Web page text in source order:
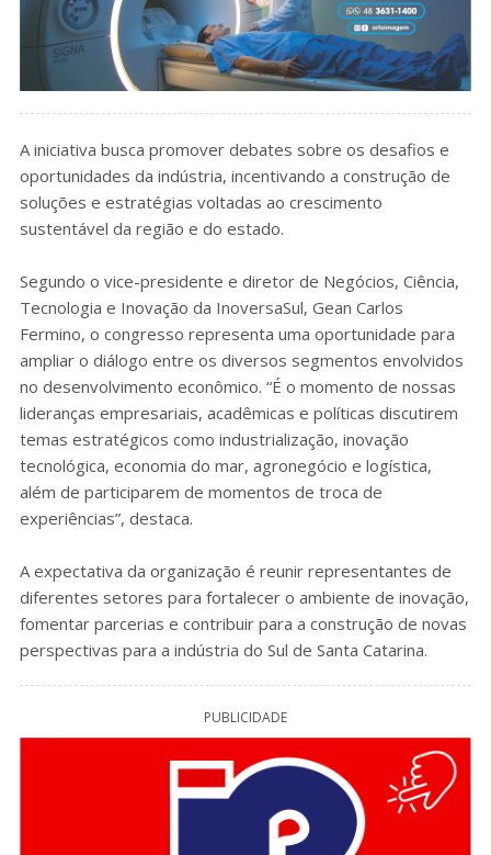
A iniciativa busca promover debates sobre os desafios e
oportunidades da indústria, incentivando a construção de
soluções e estratégias voltadas ao crescimento
sustentável da região e do estado.
Segundo o vice-presidente e diretor de Negócios, Ciência,
Tecnologia e Inovação da InoversaSul, Gean Carlos
Fermino, o congresso representa uma oportunidade para
ampliar o diálogo entre os diversos segmentos envolvidos
no desenvolvimento econômico. “É o momento de nossas
lideranças empresariais, acadêmicas e políticas discutirem
temas estratégicos como industrialização, inovação
tecnológica, economia do mar, agronegócio e logística,
além de participarem de momentos de troca de
experiências”, destaca.
A expectativa da organização é reunir representantes de
diferentes setores para fortalecer o ambiente de inovação,
fomentar parcerias e contribuir para a construção de novas
perspectivas para a indústria do Sul de Santa Catarina.
PUBLICIDADE